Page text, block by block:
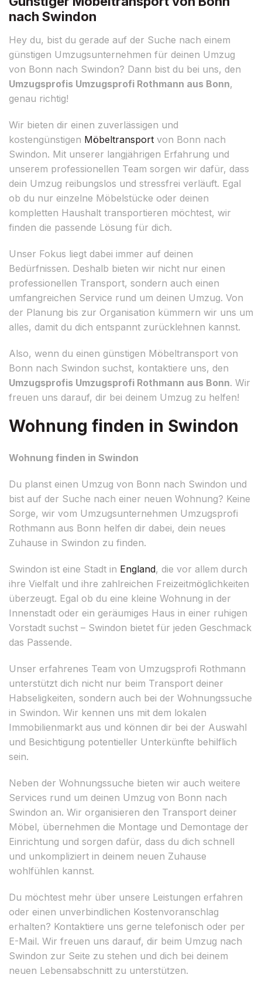
nach Swindon
Hey du, bist du gerade auf der Suche nach einem
günstigen Umzugsunternehmen für deinen Umzug
von Bonn nach Swindon? Dann bist du bei uns, den
Umzugsprofis Umzugsprofi Rothmann aus Bonn,
genau richtig!
Wir bieten dir einen zuverlässigen und
kostengünstigen Möbeltransport von Bonn nach
Swindon. Mit unserer langjährigen Erfahrung und
unserem professionellen Team sorgen wir dafür, dass
dein Umzug reibungslos und stressfrei verläuft. Egal
ob du nur einzelne Möbelstücke oder deinen
kompletten Haushalt transportieren möchtest, wir
finden die passende Lösung für dich.
Unser Fokus liegt dabei immer auf deinen
Bedürfnissen. Deshalb bieten wir nicht nur einen
professionellen Transport, sondern auch einen
umfangreichen Service rund um deinen Umzug. Von
der Planung bis zur Organisation kümmern wir uns um
alles, damit du dich entspannt zurücklehnen kannst.
Also, wenn du einen günstigen Möbeltransport von
Bonn nach Swindon suchst, kontaktiere uns, den
Umzugsprofis Umzugsprofi Rothmann aus Bonn. Wir
freuen uns darauf, dir bei deinem Umzug zu helfen!
Wohnung finden in Swindon
Wohnung finden in Swindon
Du planst einen Umzug von Bonn nach Swindon und
bist auf der Suche nach einer neuen Wohnung? Keine
Sorge, wir vom Umzugsunternehmen Umzugsprofi
Rothmann aus Bonn helfen dir dabei, dein neues
Zuhause in Swindon zu finden.
Swindon ist eine Stadt in England, die vor allem durch
ihre Vielfalt und ihre zahlreichen Freizeitmöglichkeiten
überzeugt. Egal ob du eine kleine Wohnung in der
Innenstadt oder ein geräumiges Haus in einer ruhigen
Vorstadt suchst – Swindon bietet für jeden Geschmack
das Passende.
Unser erfahrenes Team von Umzugsprofi Rothmann
unterstützt dich nicht nur beim Transport deiner
Habseligkeiten, sondern auch bei der Wohnungssuche
in Swindon. Wir kennen uns mit dem lokalen
Immobilienmarkt aus und können dir bei der Auswahl
und Besichtigung potentieller Unterkünfte behilflich
sein.
Neben der Wohnungssuche bieten wir auch weitere
Services rund um deinen Umzug von Bonn nach
Swindon an. Wir organisieren den Transport deiner
Möbel, übernehmen die Montage und Demontage der
Einrichtung und sorgen dafür, dass du dich schnell
und unkompliziert in deinem neuen Zuhause
wohlfühlen kannst.
Du möchtest mehr über unsere Leistungen erfahren
oder einen unverbindlichen Kostenvoranschlag
erhalten? Kontaktiere uns gerne telefonisch oder per
E-Mail. Wir freuen uns darauf, dir beim Umzug nach
Swindon zur Seite zu stehen und dich bei deinem
neuen Lebensabschnitt zu unterstützen.